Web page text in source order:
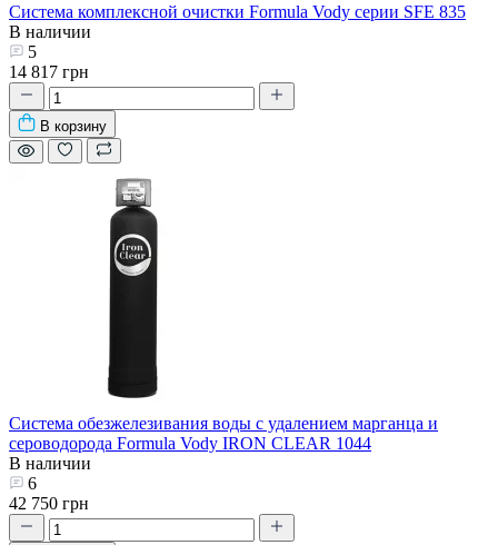
Система комплексной очистки Formula Vody серии SFE 835
В наличии
5
14 817 грн
В корзину
Система обезжелезивания воды с удалением марганца и
сероводорода Formula Vody IRON CLEAR 1044
В наличии
6
42 750 грн